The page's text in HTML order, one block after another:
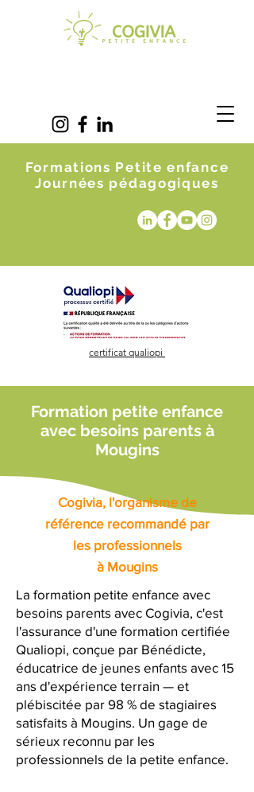
Formations Petite enfance
Journées pédagogiques
certificat qualiopi
Formation petite enfance
avec besoins parents à
Mougins
Cogivia, l'organisme de
référence recommandé par
les professionnels
à Mougins
La formation petite enfance avec
besoins parents avec Cogivia, c'est
l'assurance d'une formation certifiée
Qualiopi, conçue par Bénédicte,
éducatrice de jeunes enfants avec 15
ans d'expérience terrain — et
plébiscitée par 98 % de stagiaires
satisfaits à Mougins. Un gage de
sérieux reconnu par les
professionnels de la petite enfance.